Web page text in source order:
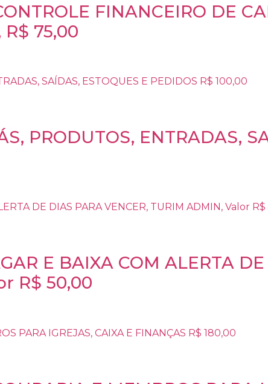
FINANCEIRO DE
R$ 75,00
PRODUTOS, ENTRADAS,
E BAIXA COM ALERTA
R$ 50,00